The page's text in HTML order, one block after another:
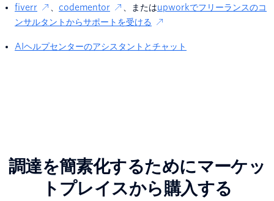
fiverr 、 codementor 、またはupworkでフリーランスのコ
ンサルタントからサポートを受ける
AIヘルプセンターのアシスタントとチャット
調達を簡素化するためにマーケッ
トプレイスから購入する